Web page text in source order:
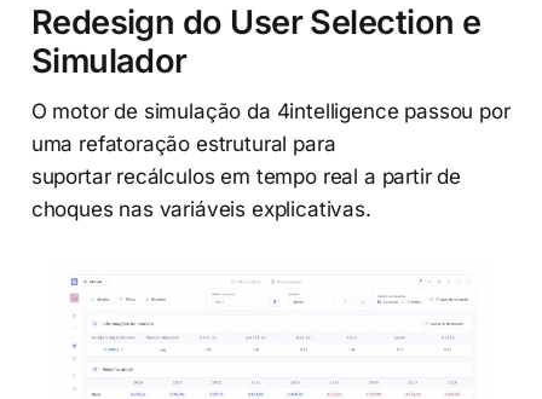
Redesign do User Selection e
Simulador
O motor de simulação da 4intelligence passou por
uma refatoração estrutural para
suportar recálculos em tempo real a partir de
choques nas variáveis explicativas.